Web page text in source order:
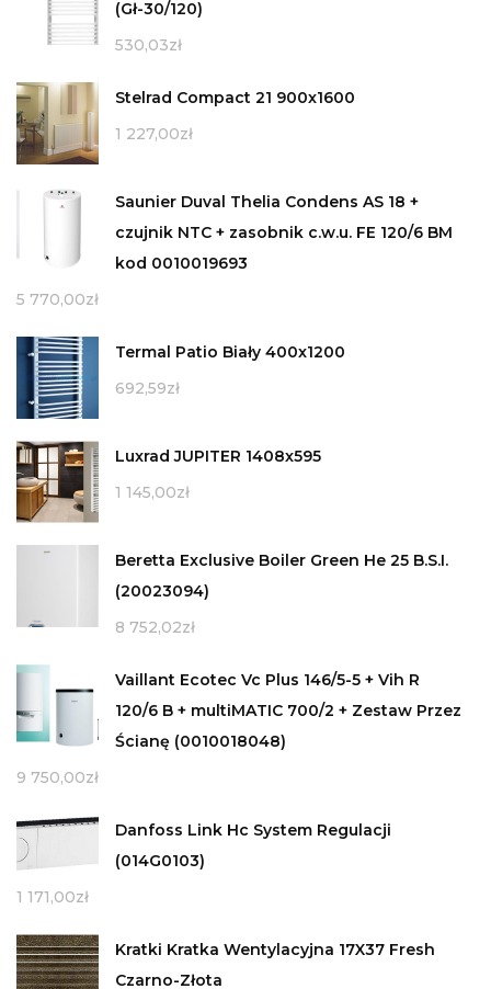
(Gł-30/120)
530,03zł
Stelrad Compact 21 900x1600
1 227,00zł
Saunier Duval Thelia Condens AS 18 +
czujnik NTC + zasobnik c.w.u. FE 120/6 BM
kod 0010019693
5 770,00zł
Termal Patio Biały 400x1200
692,59zł
Luxrad JUPITER 1408x595
1 145,00zł
Beretta Exclusive Boiler Green He 25 B.S.I.
(20023094)
8 752,02zł
Vaillant Ecotec Vc Plus 146/5-5 + Vih R
120/6 B + multiMATIC 700/2 + Zestaw Przez
Ścianę (0010018048)
9 750,00zł
Danfoss Link Hc System Regulacji
(014G0103)
1 171,00zł
Kratki Kratka Wentylacyjna 17X37 Fresh
Czarno-Złota